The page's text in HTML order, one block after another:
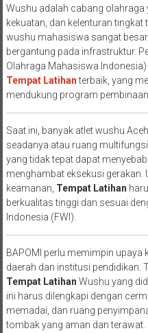
Wushu adalah cabang olahraga
kekuatan, dan kelenturan tingkat
wushu mahasiswa sangat
bergantung pada infrastruktur.
Olahraga Mahasiswa
Tempat Latihanterbaik, yang
mendukung program
Saat ini, banyak atlet wushu
seadanya atau ruang
yang tidak tepat dapat
menghambat eksekusi gerakan.
keamanan, Tempat Latihan
berkualitas tinggi dan sesuai
Indonesia (FWI).
BAPOMI perlu memimpin
daerah dan institusi pendidikan.
Tempat Latihan Wushu yang
ini harus dilengkapi dengan
memadai, dan ruang
tombak yang aman dan terawat.